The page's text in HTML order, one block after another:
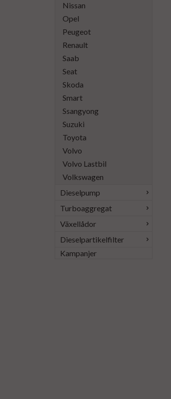
Nissan
Opel
Peugeot
Renault
Saab
Seat
Skoda
Smart
Ssangyong
Suzuki
Toyota
Volvo
Volvo Lastbil
Volkswagen
Dieselpump
Turboaggregat
Växellådor
Dieselpartikelfilter
Kampanjer